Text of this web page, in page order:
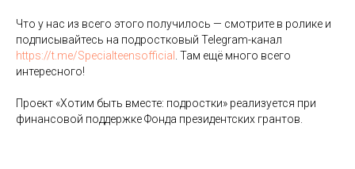
Что у нас из всего этого получилось — смотрите в ролике и
подписывайтесь на подростковый Telegram-канал
https://t.me/Specialteensofficial
. Там ещё много всего
интересного!
Проект «Хотим быть вместе: подростки» реализуется при
финансовой поддержке Фонда президентских грантов.
Контакты
+7 (950) 004-26-28
centr.yomyom@gmail.com